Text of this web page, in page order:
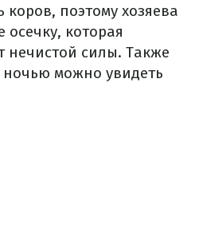
коров, поэтому хозяева
которая
нечистой силы. Также
ночью можно увидеть